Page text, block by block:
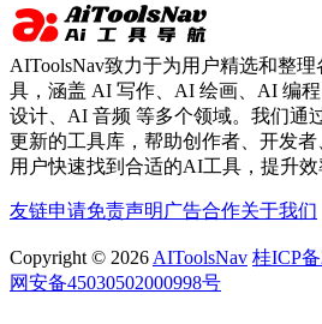
AIToolsNav致力于为用户精选和整
具，涵盖 AI 写作、AI 绘画、AI 编
设计、AI 音频 等多个领域。我们通
更新的工具库，帮助创作者、开发
用户快速找到合适的AI工具，提升效
友链申请免责声明 广告合作关于我们
Copyright © 2026 AIToolsNav 桂ICP备
网安备45030502000998号